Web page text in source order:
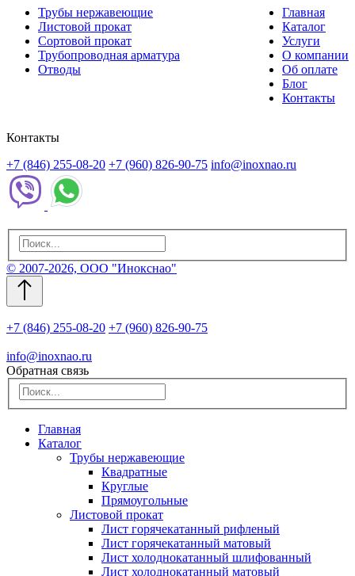
Трубы нержавеющие
Листовой прокат
Сортовой прокат
Трубопроводная арматура
Отводы
Главная
Каталог
Услуги
О компании
Об оплате
Блог
Контакты
Контакты
+7 (846) 255-08-20 +7 (960) 826-90-75 info@inoxnao.ru
© 2007-2026, ООО "Инокснао"
+7 (846) 255-08-20 +7 (960) 826-90-75
info@inoxnao.ru
Обратная связь
Главная
Каталог
Трубы нержавеющие
Квадратные
Круглые
Прямоугольные
Листовой прокат
Лист горячекатанный рифленый
Лист горячекатанный матовый
Лист холоднокатанный шлифованный
Лист холоднокатанный матовый